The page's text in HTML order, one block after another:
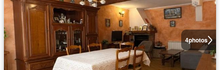
4photos